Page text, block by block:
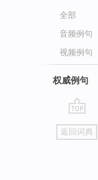
全部
音频例句
视频例句
权威例句
go
top
返回词典